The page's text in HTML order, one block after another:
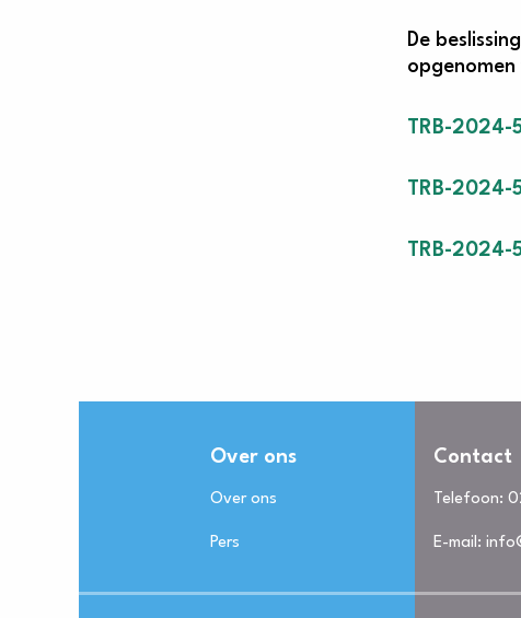
De
opgenomen
TRB-2024-
TRB-2024-
TRB-2024-
Over ons
Over ons
Pers
Contact
Telefoon:
E-mail: